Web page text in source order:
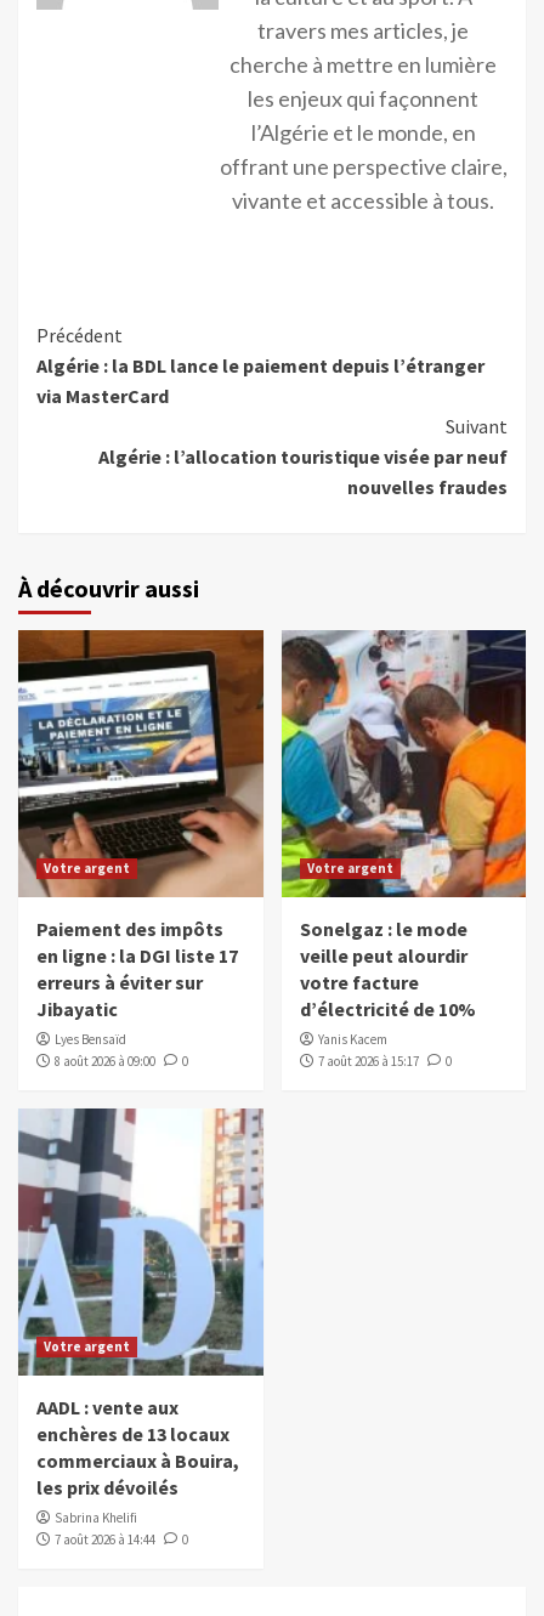
travers mes articles, je
cherche à mettre en lumière
les enjeux qui façonnent
l’Algérie et le monde, en
offrant une perspective claire,
vivante et accessible à tous.
Précédent
Algérie : la BDL lance le paiement depuis l’étranger
via MasterCard
Suivant
Algérie : l’allocation touristique visée par neuf
nouvelles fraudes
À découvrir aussi
Votre argent
Paiement des impôts
en ligne : la DGI liste 17
erreurs à éviter sur
Jibayatic
Lyes Bensaïd
8 août 2026 à 09:00
0
Votre argent
Sonelgaz : le mode
veille peut alourdir
votre facture
d’électricité de 10%
Yanis Kacem
7 août 2026 à 15:17
0
Votre argent
AADL : vente aux
enchères de 13 locaux
commerciaux à Bouira,
les prix dévoilés
Sabrina Khelifi
7 août 2026 à 14:44
0